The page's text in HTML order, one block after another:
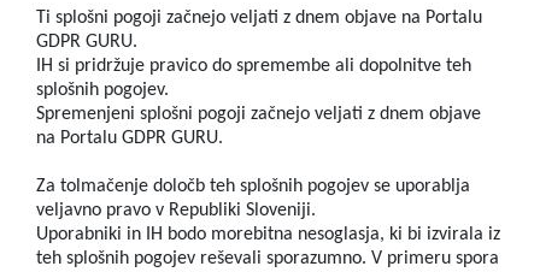
Ti splošni pogoji začnejo veljati z dnem objave na Portalu
GDPR GURU.
IH si pridržuje pravico do spremembe ali dopolnitve teh
splošnih pogojev.
Spremenjeni splošni pogoji začnejo veljati z dnem objave
na Portalu GDPR GURU.
Za tolmačenje določb teh splošnih pogojev se uporablja
veljavno pravo v Republiki Sloveniji.
Uporabniki in IH bodo morebitna nesoglasja, ki bi izvirala iz
teh splošnih pogojev reševali sporazumno. V primeru spora